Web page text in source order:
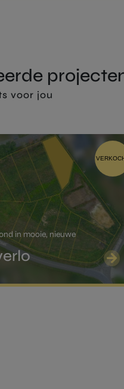
Normaal
je
Laat
voor jou
in mooie, nieuwe